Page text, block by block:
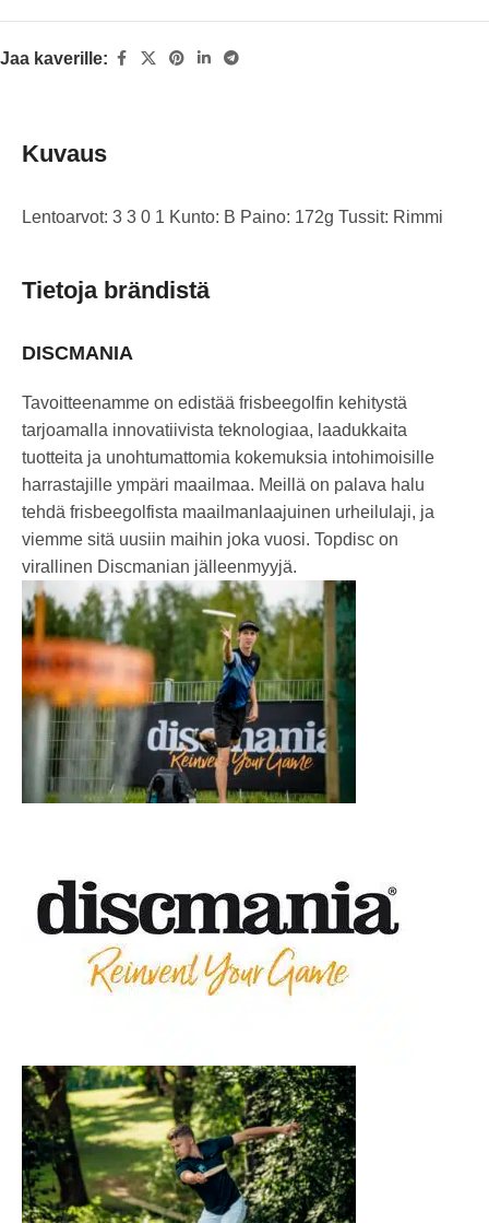
Jaa kaverille:
Kuvaus
Lentoarvot: 3 3 0 1 Kunto: B Paino: 172g Tussit: Rimmi
Tietoja brändistä
DISCMANIA
Tavoitteenamme on edistää frisbeegolfin kehitystä
tarjoamalla innovatiivista teknologiaa, laadukkaita
tuotteita ja unohtumattomia kokemuksia intohimoisille
harrastajille ympäri maailmaa. Meillä on palava halu
tehdä frisbeegolfista maailmanlaajuinen urheilulaji, ja
viemme sitä uusiin maihin joka vuosi. Topdisc on
virallinen Discmanian jälleenmyyjä.